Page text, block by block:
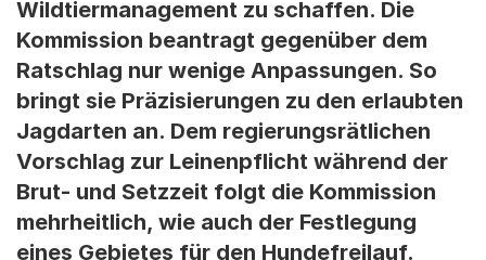
Wildtiermanagement zu schaffen. Die
Kommission beantragt gegenüber dem
Ratschlag nur wenige Anpassungen. So
bringt sie Präzisierungen zu den erlaubten
Jagdarten an. Dem regierungsrätlichen
Vorschlag zur Leinenpflicht während der
Brut- und Setzzeit folgt die Kommission
mehrheitlich, wie auch der Festlegung
eines Gebietes für den Hundefreilauf.